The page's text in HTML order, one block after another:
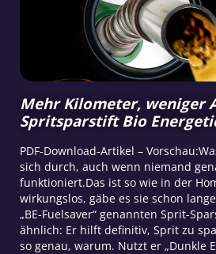
Mehr Kilometer, weniger
Spritsparstift Bio
PDF-Download-Artikel –
sich durch, auch wenn niemand
funktioniert.Das ist so wie in der
wirkungslos, gäbe es sie schon
„BE-Fuelsaver“ genannten Sprit-
ähnlich: Er hilft definitiv, Sprit zu
so genau, warum. Nutzt er „Dunkle